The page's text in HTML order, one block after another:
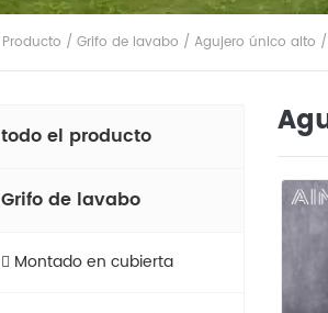
Producto / Grifo de lavabo / Agujero único alto /
todo el producto
Grifo de lavabo
Montado en cubierta